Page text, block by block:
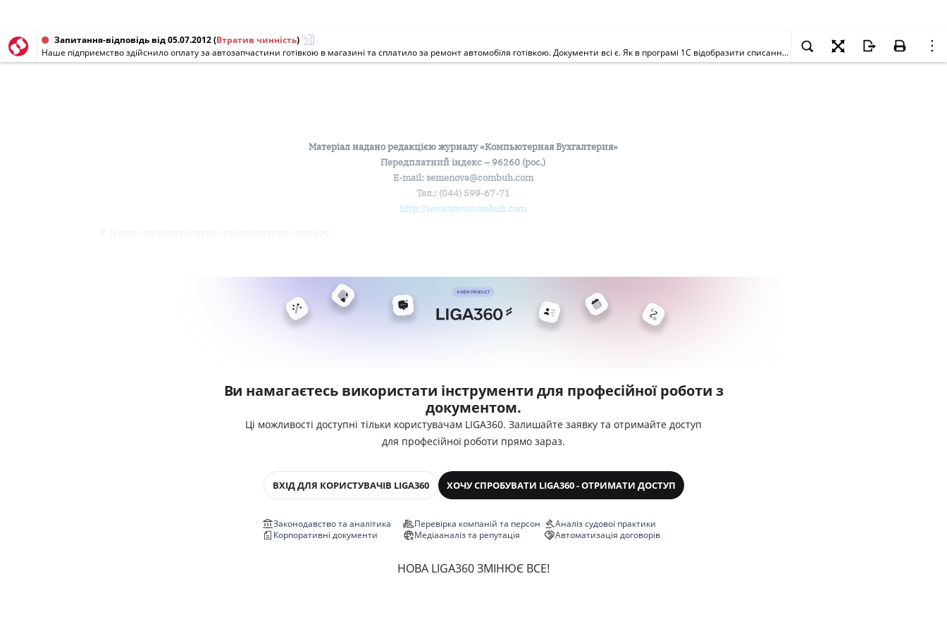
Запитання-відповідь від 05.07.2012(Втратив чинність)
Наше підприємство здійснило оплату за автозапчастини готівкою в магазині та сплатило за ремонт автомобіля готівкою. Документи всі є. Як в програмі 1С відобразити списання запчастин і вартість ремонту на витрати в межах 10 % балансової вартості основних засобів на початок року, відобразити взаєморозрахунки?
Матеріал надано редакцією журналу «Компьютерная Бухгалтерия»
Передплатний індекс – 96260 (рос.)
Е-mail: semenova@combuh.com
Тел.: (044) 599-67-71
http://www.www.combuh.com
Ви намагаєтесь використати інструменти для професійної роботи з
документом.
Ці можливості доступні тільки користувачам LIGA360. Залишайте заявку та отримайте доступ
для професійної роботи прямо зараз.
ВХІД ДЛЯ КОРИСТУВАЧІВ LIGA360 ХОЧУ СПРОБУВАТИ LIGA360 - ОТРИМАТИ ДОСТУП
Законодавство та аналітика
Корпоративні документи
Перевірка компаній та персон
Медіааналіз та репутація
Аналіз судової практики
Автоматизація договорів
НОВА LIGA360 ЗМІНЮЄ ВСЕ!